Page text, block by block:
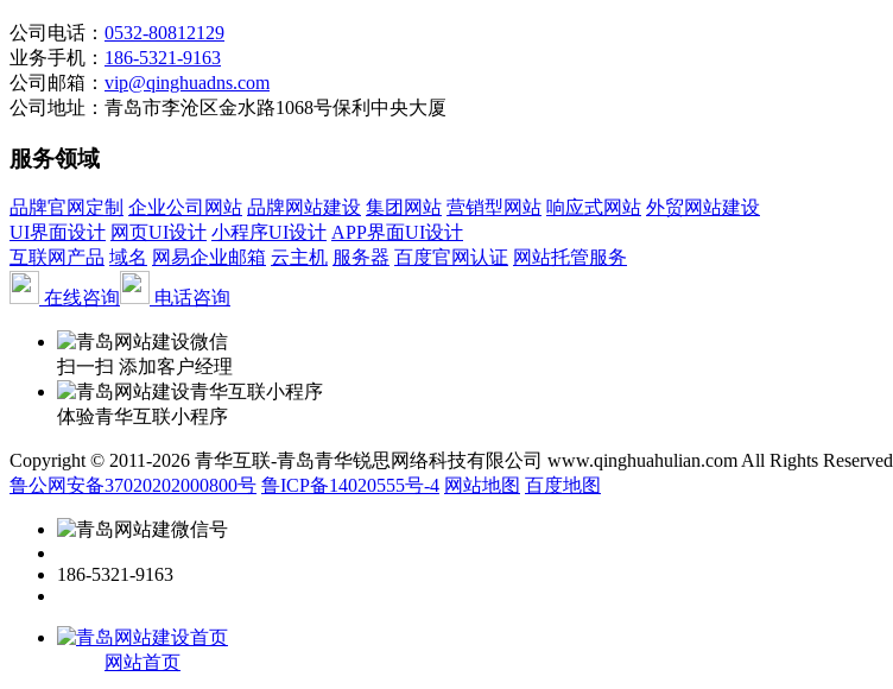
公司电话： 0532-80812129
业务手机： 186-5321-9163
公司邮箱： vip@qinghuadns.com
公司地址：青岛市李沧区金水路1068号保利中央大厦
服务领域
品牌官网定制 企业公司网站 品牌网站建设 集团网站 营销型网站 响应式网站 外贸网站建设
UI界面设计 网页UI设计 小程序UI设计 APP界面UI设计
互联网产品 域名 网易企业邮箱 云主机 服务器 百度官网认证 网站托管服务
在线咨询
电话咨询
扫一扫 添加客户经理
体验青华互联小程序
Copyright © 2011-2026 青华互联-青岛青华锐思网络科技有限公司 www.qinghuahulian.com All Rights Reserved
鲁公网安备37020202000800号 鲁ICP备14020555号-4 网站地图 百度地图
186-5321-9163
网站首页